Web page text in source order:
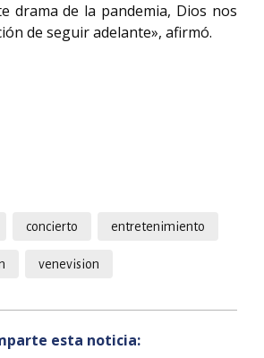
drama de la pandemia, Dios nos
de seguir adelante», afirmó.
concierto entretenimiento
venevision
esta noticia: